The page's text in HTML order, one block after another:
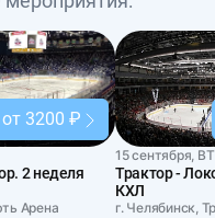
от 3200 ₽
2 неделя
Арена
15 сентября, ВТ
Трактор -
КХЛ
г. Челябинск,